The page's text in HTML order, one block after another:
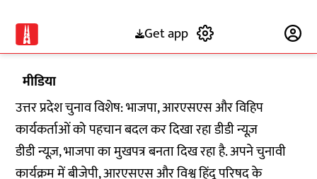
Get app
मीडिया
उत्तर प्रदेश चुनाव विशेष: भाजपा, आरएसएस और विहिप
कार्यकर्ताओं को पहचान बदल कर दिखा रहा डीडी न्यूज़
डीडी न्यूज़, भाजपा का मुखपत्र बनता दिख रहा है. अपने चुनावी
कार्यक्रम में बीजेपी, आरएसएस और विश्व हिंदू परिषद के